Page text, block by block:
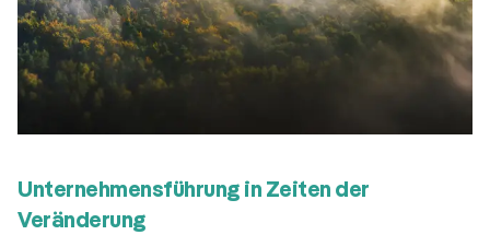
Unternehmensführung in Zeiten der
Veränderung